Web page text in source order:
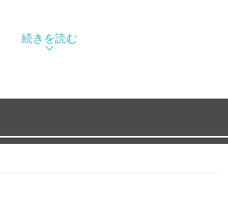
ーは20種類以上!!テイクアウトも
ている千葉県産銘柄豚「林SPF」
見た目にも美味しい♪
続きを読む